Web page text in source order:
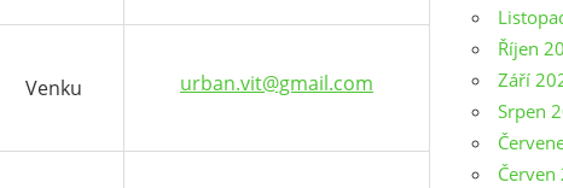
Venku urban.vit@gmail.com
Říjen
Září
Srpen
Červen